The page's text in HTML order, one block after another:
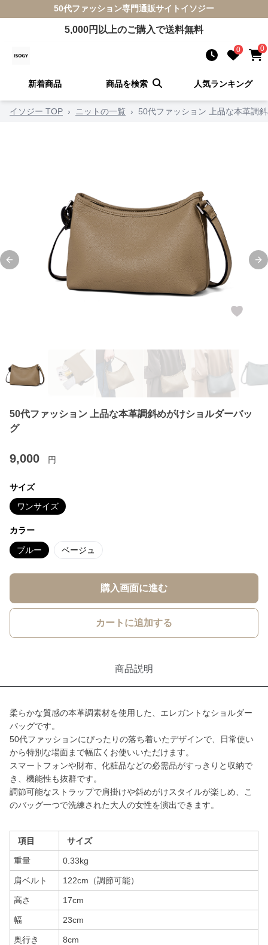
50代ファッション専門通販サイト イソジー
5,000円以上のご購入で送料無料
0 0
新着商品 商品を検索 人気ランキング
イソジー TOP › ニットの一覧 › 50代ファッション 上品な本革調
Previous slide
50代ファッション 上品な本革調斜めがけショルダーバッ
グ
9,000 円
サイズ
ワンサイズ
カラー
ブルー ベージュ
購入画面に進む
カートに追加する
商品説明
柔らかな質感の本革調素材を使用した、エレガントなショルダー
バッグです。
50代ファッションにぴったりの落ち着いたデザインで、日常使い
から特別な場面まで幅広くお使いいただけます。
スマートフォンや財布、化粧品などの必需品がすっきりと収納で
き、機能性も抜群です。
調節可能なストラップで肩掛けや斜めがけスタイルが楽しめ、こ
のバッグ一つで洗練された大人の女性を演出できます。
項目 サイズ
重量 0.33kg
肩ベルト 122cm（調節可能）
高さ 17cm
幅 23cm
奥行き 8cm